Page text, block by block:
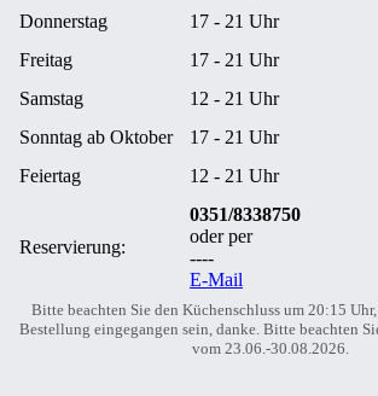
Donnerstag
17 - 21 Uhr
Freitag
17 - 21 Uhr
Samstag
12 - 21 Uhr
Sonntag ab Oktober
17 - 21 Uhr
Feiertag
12 - 21 Uhr
Reservierung:
0351/8338750
oder per
----
E-Mail
Bitte beachten Sie den Küchenschluss um 20:15
Bestellung eingegangen sein, danke. Bitte beachten
vom 23.06.-30.08.2026.